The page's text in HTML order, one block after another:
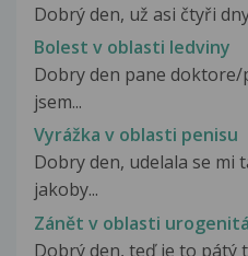
Dobrý den, už asi čtyři
Bolest v oblasti ledviny
Dobry den pane
jsem...
Vyrážka v oblasti penisu
Dobry den, udelala se mi
jakoby...
Zánět v oblasti
Dobrý den, teď je to pátý